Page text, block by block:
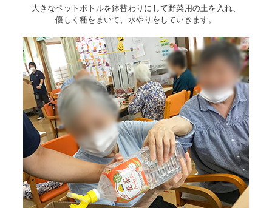
大きなペットボトルを鉢替わりにして野菜用の土を入れ、
優しく種をまいて、水やりをしていきます。